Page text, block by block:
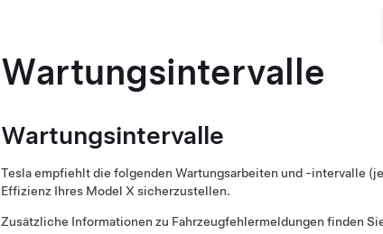
Wartungsintervalle
Wartungsintervalle
Tesla empfiehlt die folgenden Wartungsarbeiten und -intervalle
Effizienz Ihres Model X sicherzustellen.
Zusätzliche Informationen zu Fahrzeugfehlermeldungen finden